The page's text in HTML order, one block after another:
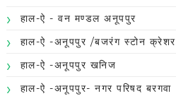
हाल-ऐ - वन मण्डल अनूपपुर
हाल-ऐ -अनूपपुर /बजरंग स्टोन क्रेशर
हाल-ऐ -अनूपपुर खनिज
हाल-ऐ -अनूपपुर- नगर परिषद बरगवा